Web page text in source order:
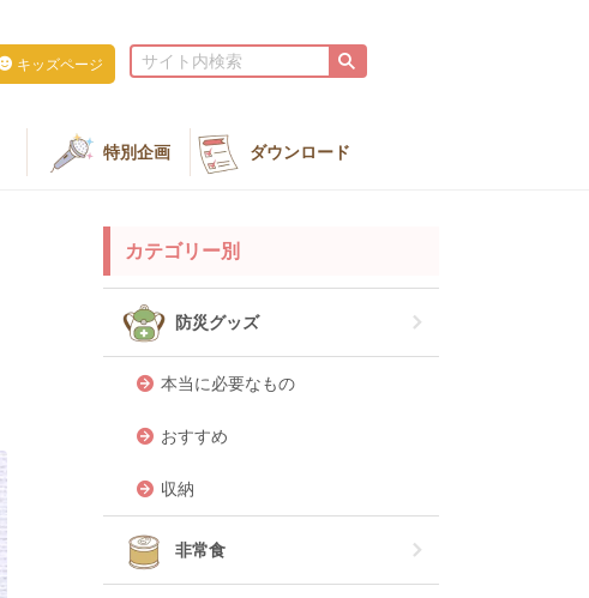
キッズページ
特別企画 ダウンロード
カテゴリー別
防災グッズ
本当に必要なもの
おすすめ
収納
非常食